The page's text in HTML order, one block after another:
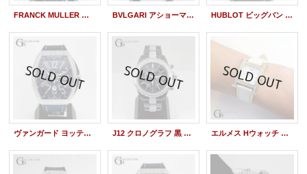
FRANCK MULLER ヴァンガード ヨッティング V45SCDT パヴェダイヤ BVLGARI アショーマ 白シェル 40Pダイヤ盤 パヴェダイヤ HUBLOT ビッグバン エボリューション 301SX パヴェダイヤ 磨き OH済 美品 箱 ギャラ
ヴァンガード ヨッティング V45SCDT パヴェダイヤ J12 クロノグラフ 黒 フルダイヤモンド エルメス Hウォッチ ダイヤ 金 HH1.201 レディース